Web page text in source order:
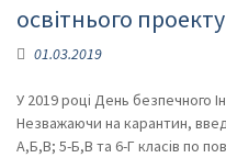
освітнього
01.03.2019
У 2019 році День безпечного
Незважаючи на карантин,
А,Б,В; 5-Б,В та 6-Г класів по